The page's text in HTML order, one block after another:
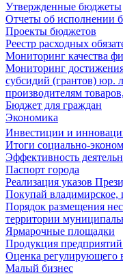
Утвержденные бюджеты
Отчеты об исполнении
Проекты бюджетов
Реестр расходных
Мониторинг качества
Мониторинг достижения
субсидий (грантов)
производителям
Бюджет для граждан
Экономика
Инвестиции и
Итоги социально-
Эффективность
Паспорт города
Реализация указов
Покупай владимирское,
Порядок размещения
территории
Ярмарочные площадки
Продукция
Оценка регулирующего
Малый бизнес